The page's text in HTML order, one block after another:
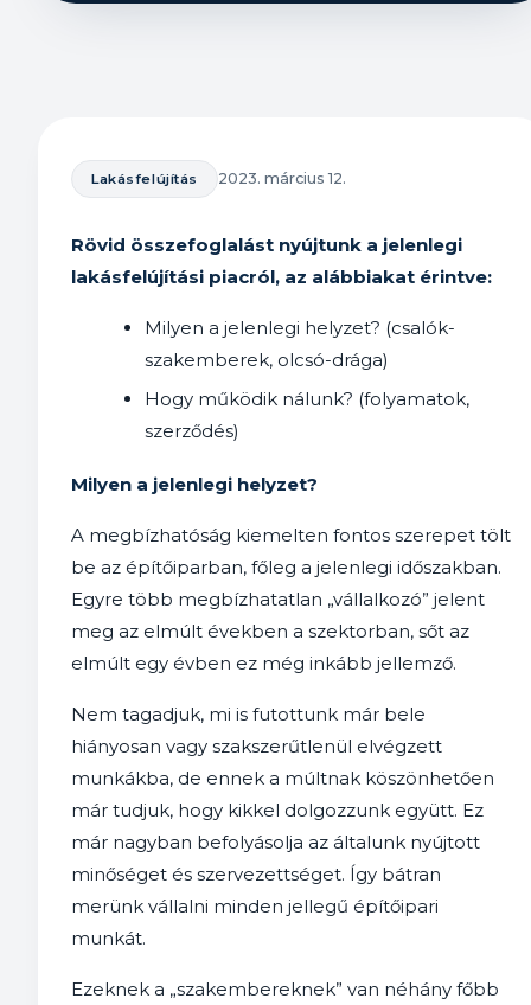
Lakásfelújítás 2023. március 12.
Rövid összefoglalást nyújtunk a jelenlegi
lakásfelújítási piacról, az alábbiakat érintve:
Milyen a jelenlegi helyzet? (csalók-
szakemberek, olcsó-drága)
Hogy működik nálunk? (folyamatok,
szerződés)
Milyen a jelenlegi helyzet?
A megbízhatóság kiemelten fontos szerepet tölt
be az építőiparban, főleg a jelenlegi időszakban.
Egyre több megbízhatatlan „vállalkozó” jelent
meg az elmúlt években a szektorban, sőt az
elmúlt egy évben ez még inkább jellemző.
Nem tagadjuk, mi is futottunk már bele
hiányosan vagy szakszerűtlenül elvégzett
munkákba, de ennek a múltnak köszönhetően
már tudjuk, hogy kikkel dolgozzunk együtt. Ez
már nagyban befolyásolja az általunk nyújtott
minőséget és szervezettséget. Így bátran
merünk vállalni minden jellegű építőipari
munkát.
Ezeknek a „szakembereknek” van néhány főbb